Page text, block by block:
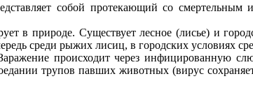
собой протекающий со смертельным
в природе. Существует лесное (лисье) и
среди рыжих лисиц, в городских условиях
происходит через инфицированную
трупов павших животных (вирус